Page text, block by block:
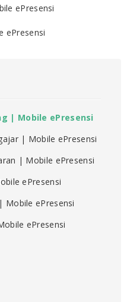
ePresensi
ePresensi
| Mobile ePresensi
| Mobile ePresensi
| Mobile ePresensi
ePresensi
Mobile ePresensi
ePresensi